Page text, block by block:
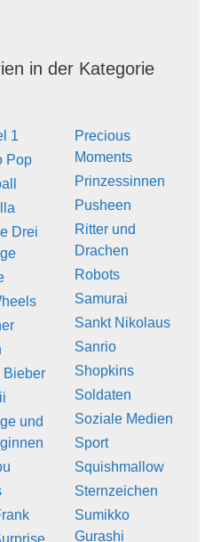
in der Kategorie
1
Pop
Drei
Bieber
und
Precious
Moments
Prinzessinnen
Pusheen
Ritter und
Drachen
Robots
Samurai
Sankt Nikolaus
Sanrio
Shopkins
Soldaten
Soziale Medien
Sport
Squishmallow
Sternzeichen
Sumikko
Gurashi